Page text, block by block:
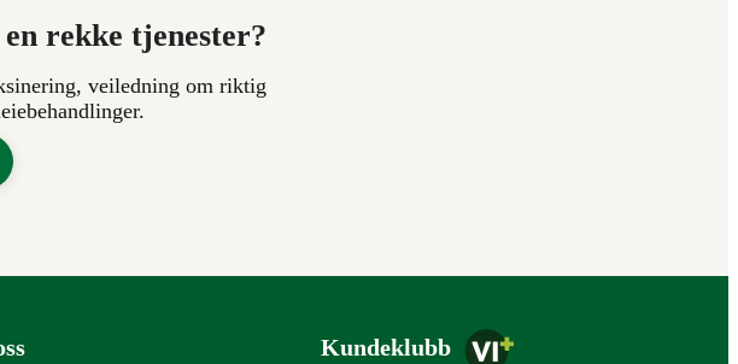
rekke tjenester?
veiledning om riktig
Kundeklubb